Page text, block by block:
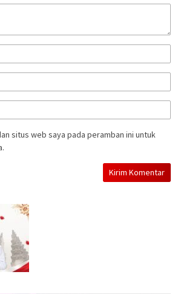
situs web saya pada peramban ini untuk